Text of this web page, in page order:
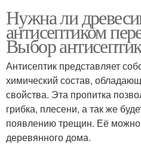
Нужна ли
антисептиком
Выбор
Антисептик представляет
химический состав,
свойства. Эта пропитка
грибка, плесени, а так же
появлению трещин. Её можно
деревянного дома.